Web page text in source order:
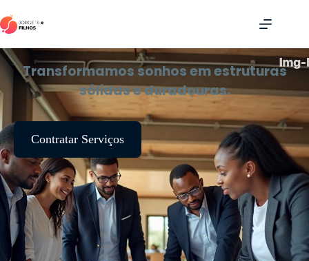
Transformamos sonhos em estruturas
sólidas e duradouras.
Contratar Serviços